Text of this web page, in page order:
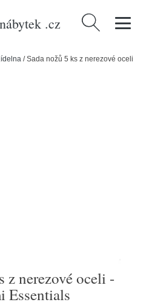
.cz Vyhledávání
/Sada nožů 5 ks z nerezové oceli
z nerezové oceli -
Essentials